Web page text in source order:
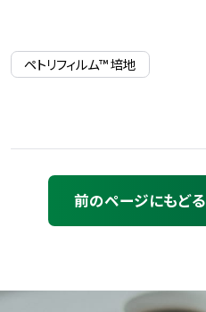
ペトリフィルム™ 培地
前のページにもどる